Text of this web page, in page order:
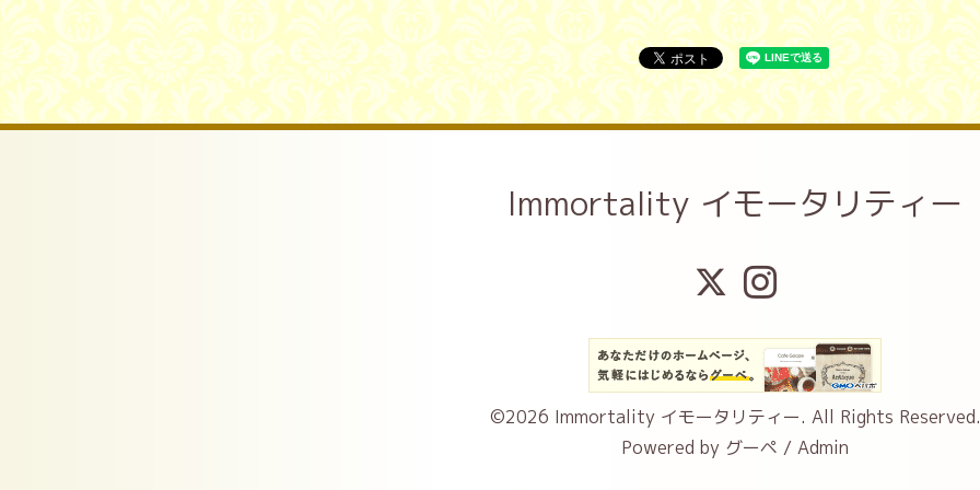
Immortality イモータリティー
©2026 Immortality イモータリティー. All Rights Reserved.
Powered by グーペ / Admin